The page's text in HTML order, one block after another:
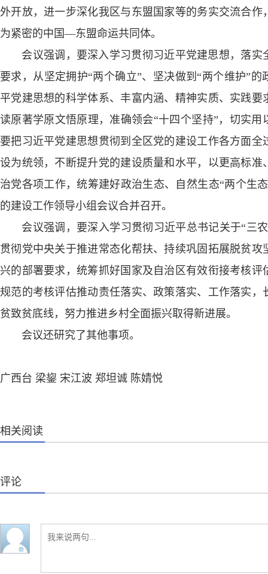
外开放，进一步深化我区与东盟国家等的务实交流合作
为紧密的中国—东盟命运共同体。
会议强调，要深入学习贯彻习近平党建思想，落实
要求，从坚定拥护“两个确立”、坚决做到“两个维护”
平党建思想的科学体系、丰富内涵、精神实质、实践要
读原著学原文悟原理，准确领会“十四个坚持”，切实用
要把习近平党建思想贯彻到全区党的建设工作各方面全
设为统领，不断提升党的建设质量和水平，以更高标准
治党各项工作，统筹建好政治生态、自然生态“两个生
的建设工作领导小组会议合并召开。
会议强调，要深入学习贯彻习近平总书记关于“三农
贯彻党中央关于推进常态化帮扶、持续巩固拓展脱贫攻
兴的部署要求，统筹抓好国家及自治区有效衔接考核评
规范的考核评估推动责任落实、政策落实、工作落实，
贫致贫底线，努力推进乡村全面振兴取得新进展。
会议还研究了其他事项。
广西台 梁鋆 宋江波 郑坦诚 陈婧悦
相关阅读
评论